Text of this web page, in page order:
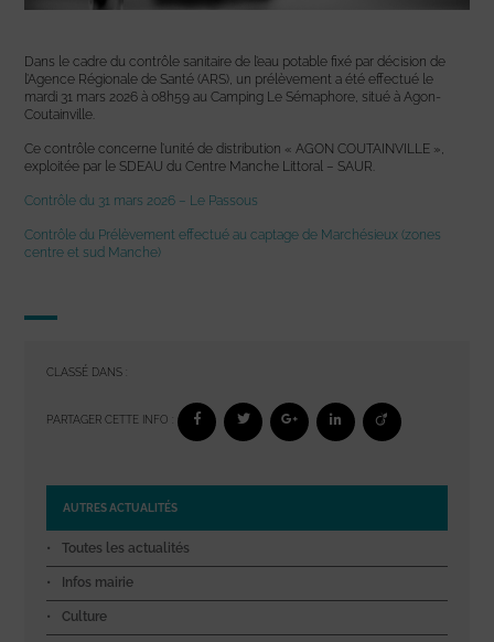
Dans le cadre du contrôle sanitaire de l’eau potable fixé par décision de
l’Agence Régionale de Santé (ARS), un prélèvement a été effectué le
mardi 31 mars 2026 à 08h59 au Camping Le Sémaphore, situé à Agon-
Coutainville.
Ce contrôle concerne l’unité de distribution « AGON COUTAINVILLE »,
exploitée par le SDEAU du Centre Manche Littoral – SAUR.
Contrôle du 31 mars 2026 – Le Passous
Contrôle du Prélèvement effectué au captage de Marchésieux (zones
centre et sud Manche)
CLASSÉ DANS :
PARTAGER CETTE INFO :
AUTRES ACTUALITÉS
Toutes les actualités
Infos mairie
Culture